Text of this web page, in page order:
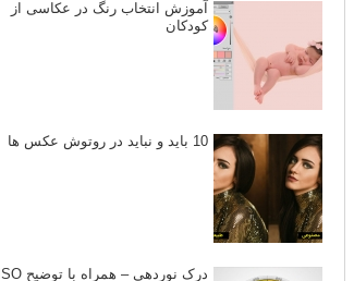
آموزش انتخاب رنگ در عکاسی از
کودکان
10 باید و نباید در روتوش عکس ها